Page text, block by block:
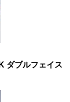
ダブルフェイス